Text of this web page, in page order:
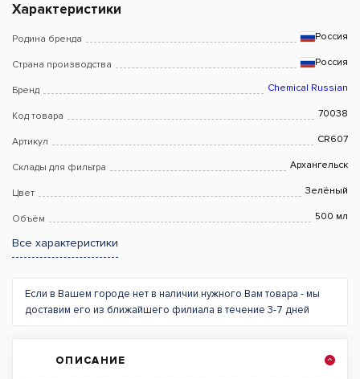
Характеристики
Родина бренда Россия
Страна производства Россия
Бренд Chemical Russian
Код товара 70038
Артикул CR607
Склады для фильтра Архангельск
Цвет Зелёный
Объём 500 мл
Все характеристики
Если в Вашем городе нет в наличии нужного Вам товара - мы
доставим его из ближайшего филиала в течение 3-7 дней
ОПИСАНИЕ